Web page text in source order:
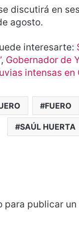
discutirá en
agosto.
interesarte:
, Gobernador de
intensas
FUERO
SAÚL HUERTA
para publicar